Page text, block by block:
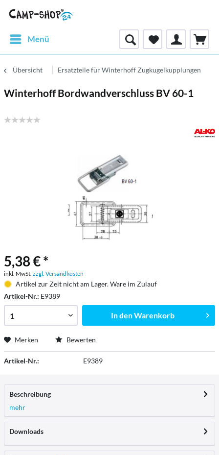
Menü
Übersicht Ersatzteile für Winterhoff Zugkugelkupplungen
Winterhoff Bordwandverschluss BV 60-1
5,38 € *
inkl. MwSt. zzgl. Versandkosten
Artikel zur Zeit nicht am Lager. Ware im Zulauf
Artikel-Nr.: E9389
In denWarenkorb
Merken Bewerten
Artikel-Nr.: E9389
Beschreibung
mehr
Downloads